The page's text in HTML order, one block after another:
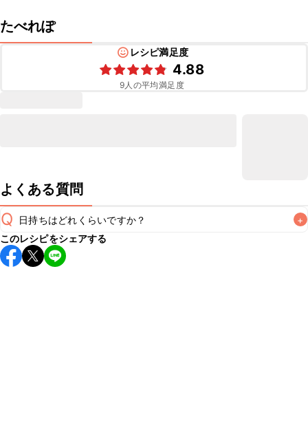
たべれぽ
レシピ満足度
4.88
9人の平均満足度
よくある質問
Q 日持ちはどれくらいですか？ +
保存期間は冷蔵で当日中が目安です。なるべくお早めにお召
し上がりください。
このレシピをシェアする